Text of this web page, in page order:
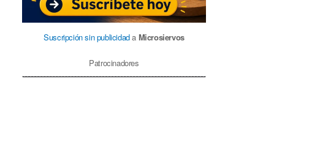
Suscripción sin publicidada Microsiervos
Patrocinadores